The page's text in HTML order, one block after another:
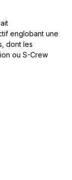
englobant une
dont les
ou S-Crew